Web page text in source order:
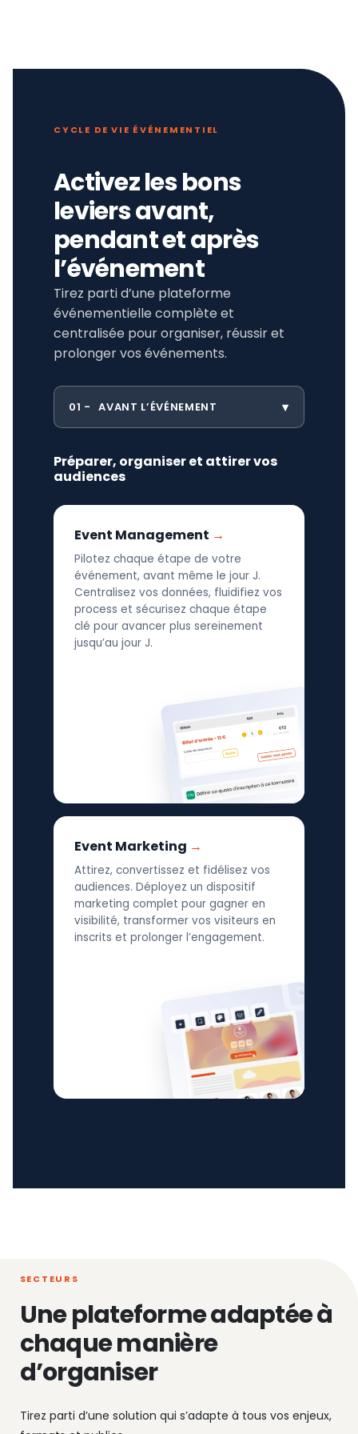
CYCLE DE VIE ÉVÉNEMENTIEL
Activez les bons
leviers avant,
pendant et après
l’événement
Tirez parti d’une plateforme
événementielle complète et
centralisée pour organiser, réussir et
prolonger vos événements.
01 AVANT L’ÉVÉNEMENT
Préparer, organiser et attirer vos
audiences
Event Management
Pilotez chaque étape de votre
événement, avant même le jour J.
Centralisez vos données, fluidifiez vos
process et sécurisez chaque étape
clé pour avancer plus sereinement
jusqu’au jour J.
Event Marketing
Attirez, convertissez et fidélisez vos
audiences. Déployez un dispositif
marketing complet pour gagner en
visibilité, transformer vos visiteurs en
inscrits et prolonger l’engagement.
SECTEURS
Une plateforme adaptée à
chaque manière
d’organiser
Tirez parti d’une solution qui s’adapte à tous vos enjeux,